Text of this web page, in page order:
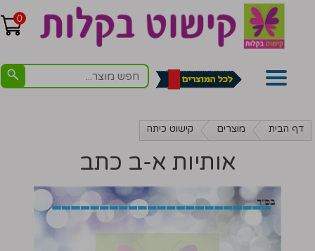
0
דף הבית מוצרים קישוט כיתה
אותיות א-ב כתב